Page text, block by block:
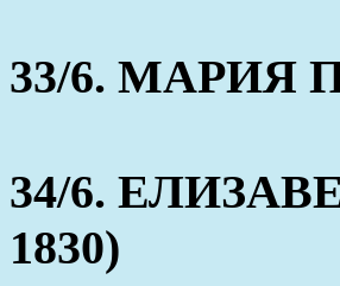
33/6. МАРИЯ
34/6.
1830)